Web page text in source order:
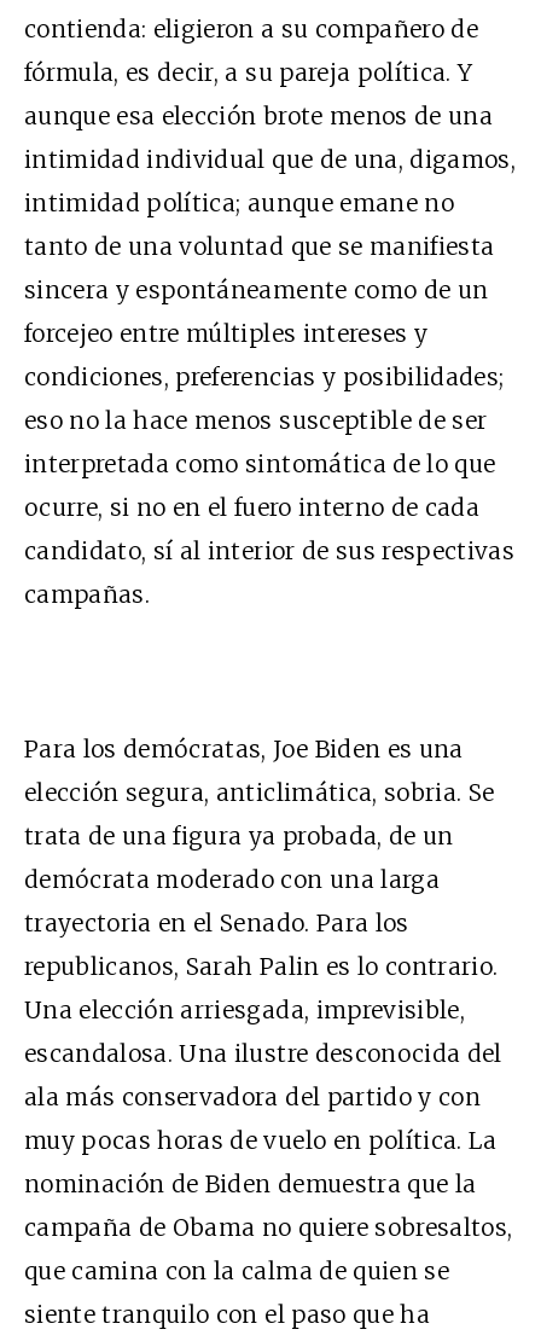
contienda: eligieron a su compañero de
fórmula, es decir, a su pareja política. Y
aunque esa elección brote menos de una
intimidad individual que de una, digamos,
intimidad política; aunque emane no
tanto de una voluntad que se manifiesta
sincera y espontáneamente como de un
forcejeo entre múltiples intereses y
condiciones, preferencias y posibilidades;
eso no la hace menos susceptible de ser
interpretada como sintomática de lo que
ocurre, si no en el fuero interno de cada
candidato, sí al interior de sus respectivas
campañas.
Para los demócratas, Joe Biden es una
elección segura, anticlimática, sobria. Se
trata de una figura ya probada, de un
demócrata moderado con una larga
trayectoria en el Senado. Para los
republicanos, Sarah Palin es lo contrario.
Una elección arriesgada, imprevisible,
escandalosa. Una ilustre desconocida del
ala más conservadora del partido y con
muy pocas horas de vuelo en política. La
nominación de Biden demuestra que la
campaña de Obama no quiere sobresaltos,
que camina con la calma de quien se
siente tranquilo con el paso que ha